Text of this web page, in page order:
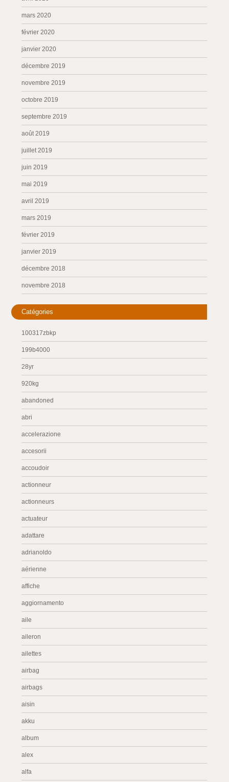
mars 2020
février 2020
janvier 2020
décembre 2019
novembre 2019
octobre 2019
septembre 2019
août 2019
juillet 2019
juin 2019
mai 2019
avril 2019
mars 2019
février 2019
janvier 2019
décembre 2018
novembre 2018
Catégories
100317zbkp
199b4000
28yr
920kg
abandoned
abri
accelerazione
accesorii
accoudoir
actionneur
actionneurs
actuateur
adattare
adrianoldo
aérienne
affiche
aggiornamento
aile
aileron
ailettes
airbag
airbags
aisin
akku
album
alex
alfa